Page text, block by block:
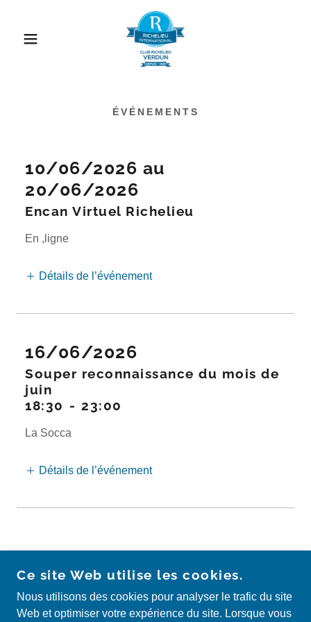
ÉVÉNEMENTS
10/06/2026 au
20/06/2026
Encan Virtuel Richelieu
En ,ligne
Détails de l’événement
16/06/2026
Souper reconnaissance du mois de
juin
18:30 - 23:00
La Socca
Détails de l’événement
CLUB RICHELIEU VERDUN
Ce site Web utilise les cookies.
Nous utilisons des cookies pour analyser le trafic du site
Web et optimiser votre expérience du site. Lorsque vous